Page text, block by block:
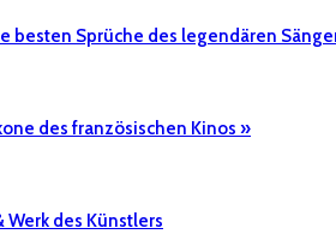
besten Sprüche des legendären
des französischen Kinos »
Werk des Künstlers